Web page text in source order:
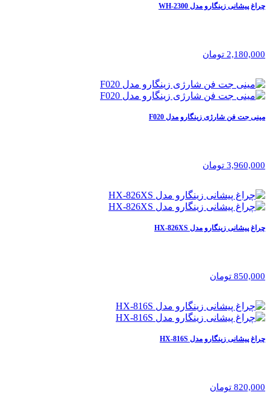
چراغ پیشانی زینگارو مدل WH-2300
2,180,000 تومان
مینی جت فن شارژی زینگارو مدل F020
3,960,000 تومان
چراغ پیشانی زینگارو مدل HX-826XS
850,000 تومان
چراغ پیشانی زینگارو مدل HX-816S
820,000 تومان